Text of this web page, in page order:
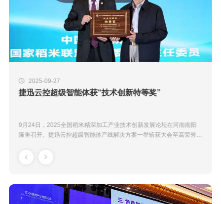
2025-09-27
捷迅云控超级智能体获“技术创新特等奖”
9月24日，2025全国稻米精深加工产业技术创新发展论坛在河南南阳
隆重召开。捷迅云控超级智能体产线解决方案一举斩获大会至高荣誉